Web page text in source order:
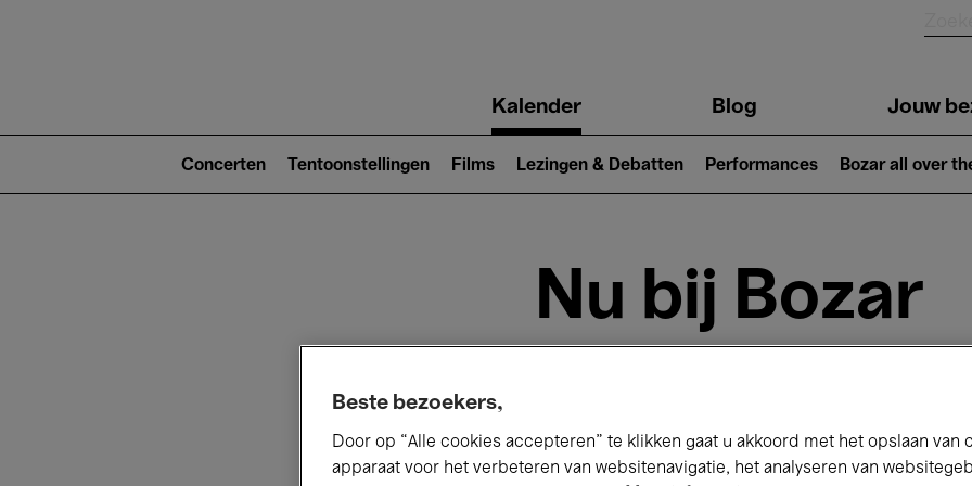
navigationKalender Blog Jouw
2)
Concerten Tentoonstellingen Films Lezingen & Debatten Performances Bozar all over
Nu bij Bozar
Vandaag
Dinsdag 01 - Woensdag 30 September
Beste bezoekers,
Door op “Alle cookies accepteren” te klikken gaat u akkoord met het opslaan van
apparaat voor het verbeteren van websitenavigatie, het analyseren van